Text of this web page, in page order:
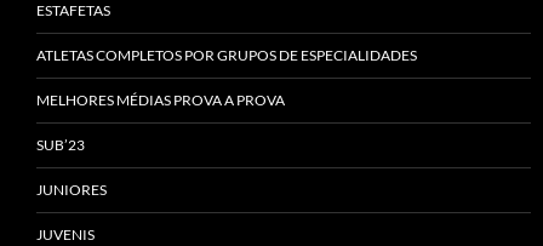
ESTAFETAS
ATLETAS COMPLETOS POR GRUPOS DE ESPECIALIDADES
MELHORES MÉDIAS PROVA A PROVA
SUB’23
JUNIORES
JUVENIS